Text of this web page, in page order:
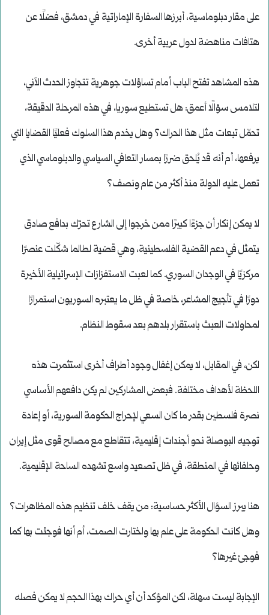
على مقار دبلوماسية، أبرزها السفارة الإماراتية في دمشق، فضلًا عن
هتافات مناهضة لدول عربية أخرى.
هذه المشاهد تفتح الباب أمام تساؤلات جوهرية تتجاوز الحدث الآني،
لتلامس سؤالًا أعمق: هل تستطيع سوريا، في هذه المرحلة الدقيقة،
تحمّل تبعات مثل هذا الحراك؟ وهل يخدم هذا السلوك فعليًا القضايا التي
يرفعها، أم أنه قد يُلحق ضررًا بمسار التعافي السياسي والدبلوماسي الذي
تعمل عليه الدولة منذ أكثر من عام ونصف؟
لا يمكن إنكار أن جزءًا كبيرًا ممن خرجوا إلى الشارع تحرّك بدافع صادق
يتمثل في دعم القضية الفلسطينية، وهي قضية لطالما شكّلت عنصرًا
مركزيًا في الوجدان السوري. كما لعبت الاستفزازات الإسرائيلية الأخيرة
دورًا في تأجيج المشاعر، خاصة في ظل ما يعتبره السوريون استمرارًا
لمحاولات العبث باستقرار بلدهم بعد سقوط النظام.
لكن، في المقابل، لا يمكن إغفال وجود أطراف أخرى استثمرت هذه
اللحظة لأهداف مختلفة. فبعض المشاركين لم يكن دافعهم الأساسي
نصرة فلسطين بقدر ما كان السعي لإحراج الحكومة السورية، أو إعادة
توجيه البوصلة نحو أجندات إقليمية، تتقاطع مع مصالح قوى مثل إيران
وحلفائها في المنطقة، في ظل تصعيد واسع تشهده الساحة الإقليمية.
هنا يبرز السؤال الأكثر حساسية: من يقف خلف تنظيم هذه المظاهرات؟
وهل كانت الحكومة على علم بها واختارت الصمت، أم أنها فوجئت بها كما
فوجئ غيرها؟
الإجابة ليست سهلة، لكن المؤكد أن أي حراك بهذا الحجم لا يمكن فصله